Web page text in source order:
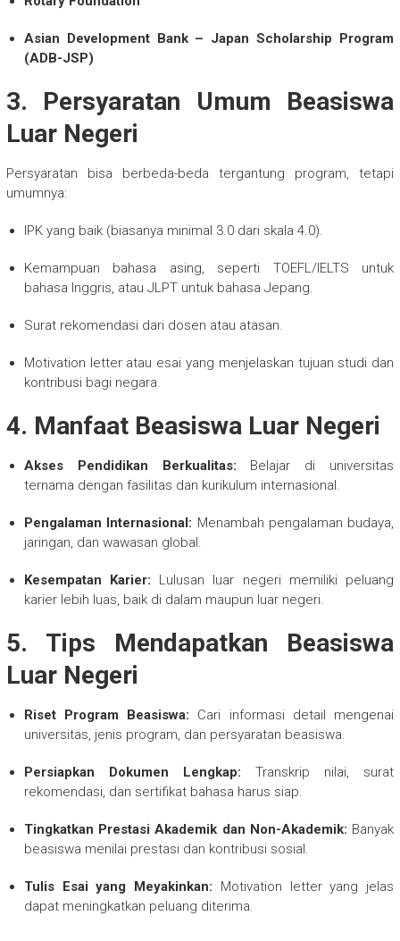
Asian Development Bank – Japan Scholarship Program
(ADB-JSP)
3. Persyaratan Umum Beasiswa
Luar Negeri
Persyaratan bisa berbeda-beda tergantung program, tetapi
umumnya:
IPK yang baik (biasanya minimal 3.0 dari skala 4.0).
Kemampuan bahasa asing, seperti TOEFL/IELTS untuk
bahasa Inggris, atau JLPT untuk bahasa Jepang.
Surat rekomendasi dari dosen atau atasan.
Motivation letter atau esai yang menjelaskan tujuan studi dan
kontribusi bagi negara.
4. Manfaat Beasiswa Luar Negeri
Akses Pendidikan Berkualitas: Belajar di universitas
ternama dengan fasilitas dan kurikulum internasional.
Pengalaman Internasional: Menambah pengalaman budaya,
jaringan, dan wawasan global.
Kesempatan Karier: Lulusan luar negeri memiliki peluang
karier lebih luas, baik di dalam maupun luar negeri.
5. Tips Mendapatkan Beasiswa
Luar Negeri
Riset Program Beasiswa: Cari informasi detail mengenai
universitas, jenis program, dan persyaratan beasiswa.
Persiapkan Dokumen Lengkap: Transkrip nilai, surat
rekomendasi, dan sertifikat bahasa harus siap.
Tingkatkan Prestasi Akademik dan Non-Akademik: Banyak
beasiswa menilai prestasi dan kontribusi sosial.
Tulis Esai yang Meyakinkan: Motivation letter yang jelas
dapat meningkatkan peluang diterima.